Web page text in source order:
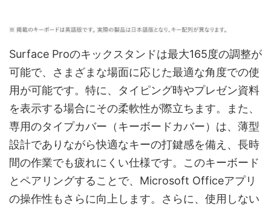
Surface Proのキックスタンドは最大165度の調整が
可能で、さまざまな場面に応じた最適な角度での使
用が可能です。特に、タイピング時やプレゼン資料
を表示する場合にその柔軟性が際立ちます。また、
専用のタイプカバー（キーボードカバー）は、薄型
設計でありながら快適なキーの打鍵感を備え、長時
間の作業でも疲れにくい仕様です。このキーボード
とペアリングすることで、Microsoft Officeアプリ
の操作性もさらに向上します。さらに、使用しない